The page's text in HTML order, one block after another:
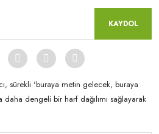
KAYDOL
sürekli 'buraya metin gelecek, buraya
dengeli bir harf dağılımı sağlayarak